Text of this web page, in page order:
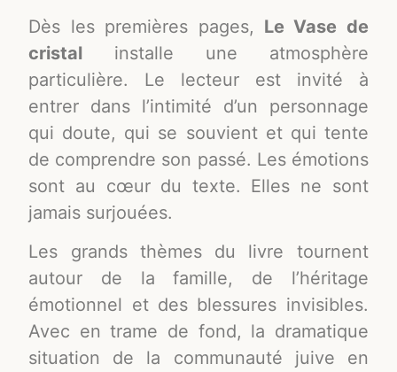
Dès les premières pages, Le Vase de
cristal installe une atmosphère
particulière. Le lecteur est invité à
entrer dans l’intimité d’un personnage
qui doute, qui se souvient et qui tente
de comprendre son passé. Les émotions
sont au cœur du texte. Elles ne sont
jamais surjouées.
Les grands thèmes du livre tournent
autour de la famille, de l’héritage
émotionnel et des blessures invisibles.
Avec en trame de fond, la dramatique
situation de la communauté juive en